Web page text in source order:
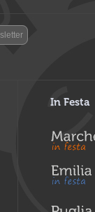
In Festa